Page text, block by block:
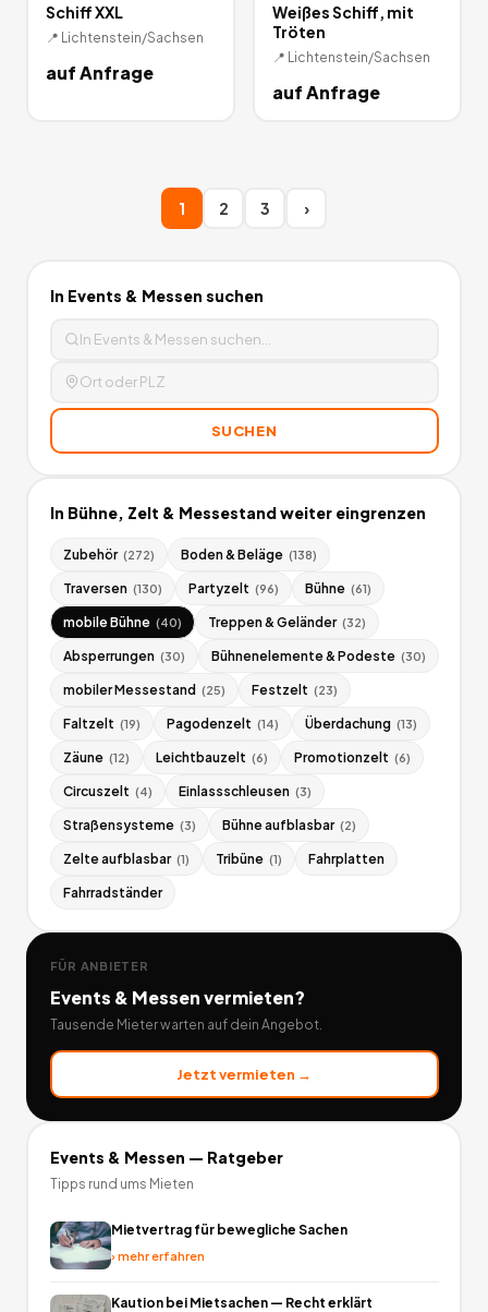
Schiff XXL
📍 Lichtenstein/Sachsen
auf Anfrage
Weißes Schiff, mit
Tröten
📍 Lichtenstein/Sachsen
auf Anfrage
1 2 3 ›
In Events & Messen suchen
SUCHEN
In Bühne, Zelt & Messestandweiter eingrenzen
Zubehör (272) Boden & Beläge (138)
Traversen (130) Partyzelt (96) Bühne (61)
mobile Bühne (40) Treppen & Geländer (32)
Absperrungen (30) Bühnenelemente & Podeste (30)
mobiler Messestand (25) Festzelt (23)
Faltzelt (19) Pagodenzelt (14) Überdachung (13)
Zäune (12) Leichtbauzelt (6) Promotionzelt (6)
Circuszelt (4) Einlassschleusen (3)
Straßensysteme (3) Bühne aufblasbar (2)
Zelte aufblasbar (1) Tribüne (1) Fahrplatten
Fahrradständer
FÜR ANBIETER
Events & Messenvermieten?
Tausende Mieter warten auf dein Angebot.
Jetzt vermieten →
Events & Messen — Ratgeber
Tipps rund ums Mieten
Mietvertrag für bewegliche Sachen
›mehr erfahren
Kaution bei Mietsachen — Recht erklärt